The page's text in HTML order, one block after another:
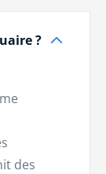
?
des